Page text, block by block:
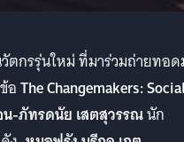
ตกรรุ่นใหม่ ที่มาร่วมถ่ายทอ
อThe Changemakers:
น-ภัทรดนัย เสตสุวรรณนัก